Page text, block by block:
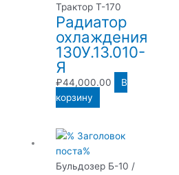
Трактор Т-170
Радиатор
охлаждения
130У.13.010-
Я
₽44,000.00
В
корзину
Бульдозер Б-10 /